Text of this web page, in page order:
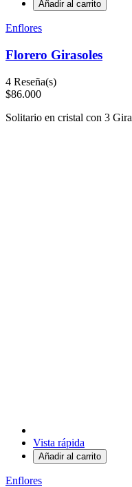
Añadir al carrito
Enflores
Florero Girasoles
4 Reseña(s)
$86.000
Solitario en cristal con 3
Vista rápida
Añadir al carrito
Enflores